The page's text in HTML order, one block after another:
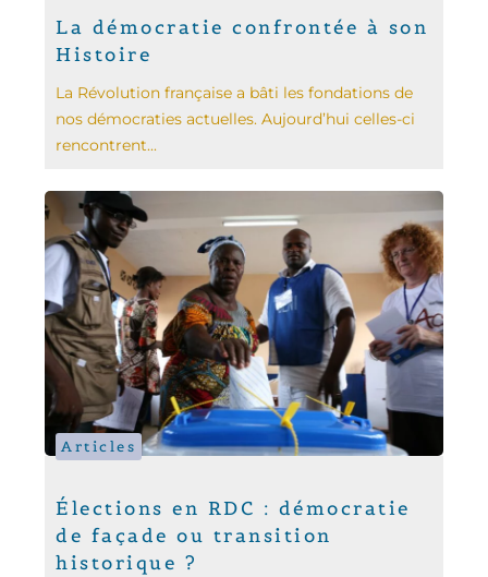
La démocratie confrontée à son
Histoire
La Révolution française a bâti les fondations de
nos démocraties actuelles. Aujourd’hui celles-ci
rencontrent...
Articles
Élections en RDC : démocratie
de façade ou transition
historique ?